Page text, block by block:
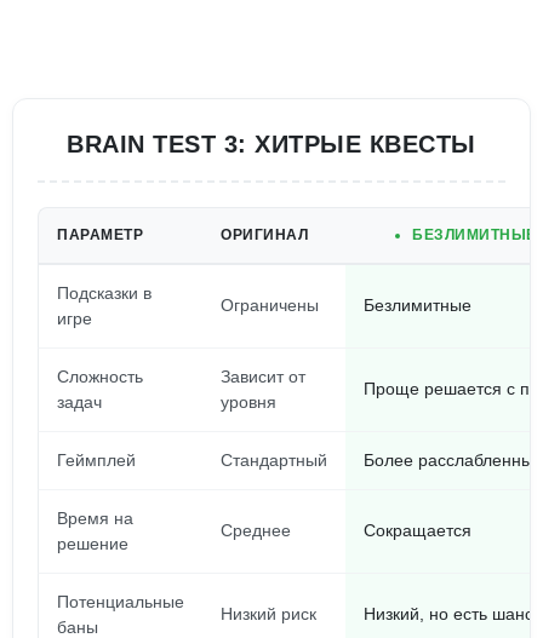
BRAIN TEST 3: XИТРЫЕ КВЕСТЫ
ПАРАМЕТР ОРИГИНАЛ БЕЗЛИМИТНЫЕ
Подсказки в
игре
Ограничены Безлимитные
Сложность
задач
Зависит от
уровня
Проще решается с
Геймплей Стандартный Более расслабленный
Время на
решение
Среднее Сокращается
Потенциальные
баны
Низкий риск Низкий, но есть шанс